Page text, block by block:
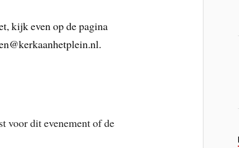
kijk even op de pagina
voor dit evenement of de